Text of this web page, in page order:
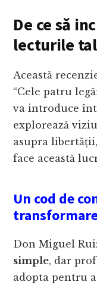
De ce să
lecturile
Această
“Cele patru
va introduce
explorează
asupra
face această
Un cod de
Don Miguel
simple, dar
adopta pentru